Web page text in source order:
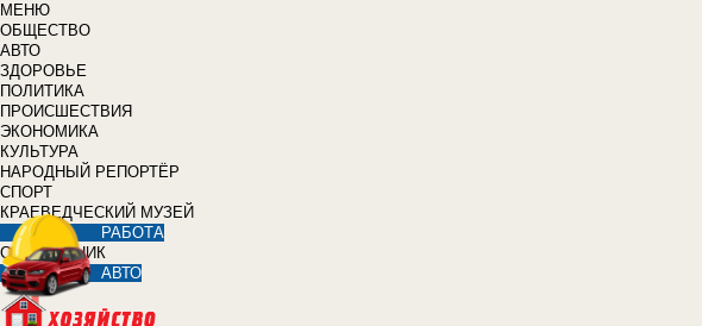
МЕНЮ
ОБЩЕСТВО
АВТО
ЗДОРОВЬЕ
ПОЛИТИКА
ПРОИСШЕСТВИЯ
ЭКОНОМИКА
КУЛЬТУРА
НАРОДНЫЙ РЕПОРТЁР
СПОРТ
КРАЕВЕДЧЕСКИЙ МУЗЕЙ
РАБОТА
СПРАВОЧНИК
АВТО